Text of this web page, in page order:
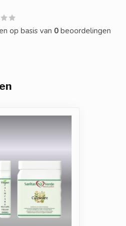
op basis van 0beoordelingen